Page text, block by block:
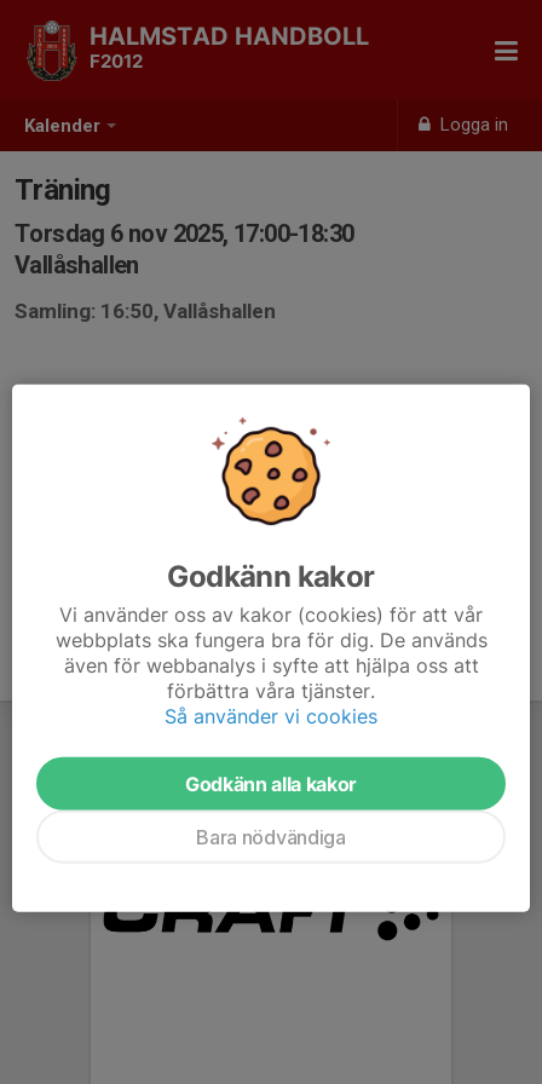
Kalender Logga in
HALMSTAD HANDBOLL
F2012
Träning
Torsdag 6 nov 2025, 17:00-18:30
Vallåshallen
Samling: 16:50, Vallåshallen
Godkänn kakor
Vi använder oss av kakor (cookies) för att vår
webbplats ska fungera bra för dig. De används
även för webbanalys i syfte att hjälpa oss att
förbättra våra tjänster.
Så använder vi cookies
Godkänn alla kakor
Bara nödvändiga